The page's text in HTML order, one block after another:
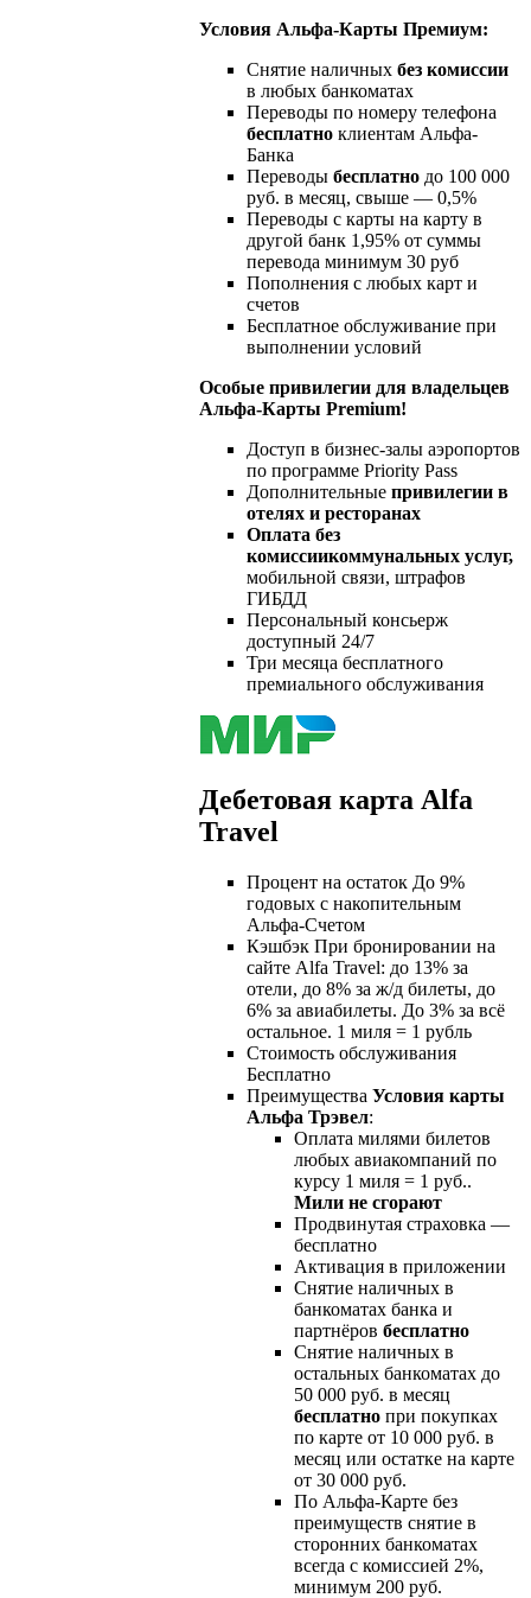
Условия Альфа-Карты Премиум:
Снятие наличных без комиссии
в любых банкоматах
Переводы по номеру телефона
бесплатно клиентам Альфа-
Банка
Переводы бесплатно до 100 000
руб. в месяц, свыше — 0,5%
Переводы с карты на карту в
другой банк 1,95% от суммы
перевода минимум 30 руб
Пополнения с любых карт и
счетов
Бесплатное обслуживание при
выполнении условий
Особые привилегии для владельцев
Альфа-Карты Premium!
Доступ в бизнес-залы аэропортов
по программе Priority Pass
Дополнительные привилегии в
отелях и ресторанах
Оплата без
комиссиикоммунальных услуг,
мобильной связи, штрафов
ГИБДД
Персональный консьерж
доступный 24/7
Три месяца бесплатного
премиального обслуживания
Дебетовая карта Alfa
Travel
Процент на остаток До 9%
годовых с накопительным
Альфа-Счетом
Кэшбэк При бронировании на
сайте Alfa Travel: до 13% за
отели, до 8% за ж/д билеты, до
6% за авиабилеты. До 3% за всё
остальное. 1 миля = 1 рубль
Стоимость обслуживания
Бесплатно
Преимущества Условия карты
Альфа Трэвел:
Оплата милями билетов
любых авиакомпаний по
курсу 1 миля = 1 руб..
Мили не сгорают
Продвинутая страховка —
бесплатно
Активация в приложении
Снятие наличных в
банкоматах банка и
партнёров бесплатно
Снятие наличных в
остальных банкоматах до
50 000 руб. в месяц
бесплатно при покупках
по карте от 10 000 руб. в
месяц или остатке на карте
от 30 000 руб.
По Альфа-Карте без
преимуществ снятие в
сторонних банкоматах
всегда с комиссией 2%,
минимум 200 руб.